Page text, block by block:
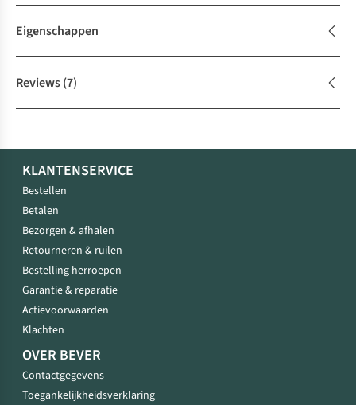
Eigenschappen
Reviews(7)
KLANTENSERVICE
Bestellen
Betalen
Bezorgen & afhalen
Retourneren & ruilen
Bestelling herroepen
Garantie & reparatie
Actievoorwaarden
Klachten
OVER BEVER
Contactgegevens
Toegankelijkheidsverklaring